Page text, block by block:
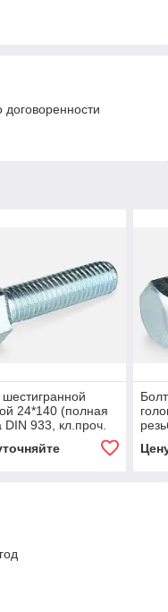
договоренности
шестигранной
24*140 (полная
DIN 933, кл.проч.